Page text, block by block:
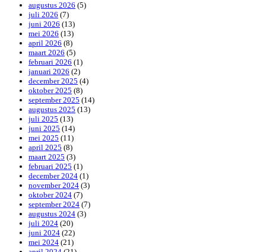
augustus 2026 (5)
juli 2026 (7)
juni 2026 (13)
mei 2026 (13)
april 2026 (8)
maart 2026 (5)
februari 2026 (1)
januari 2026 (2)
december 2025 (4)
oktober 2025 (8)
september 2025 (14)
augustus 2025 (13)
juli 2025 (13)
juni 2025 (14)
mei 2025 (11)
april 2025 (8)
maart 2025 (3)
februari 2025 (1)
december 2024 (1)
november 2024 (3)
oktober 2024 (7)
september 2024 (7)
augustus 2024 (3)
juli 2024 (20)
juni 2024 (22)
mei 2024 (21)